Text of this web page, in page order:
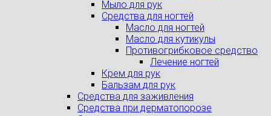
Мыло для рук
Средства для ногтей
Масло для ногтей
Масло для кутикулы
Противогрибковое средство
Лечение ногтей
Крем для рук
Бальзам для рук
Средства для заживления
Средства при дерматопорозе